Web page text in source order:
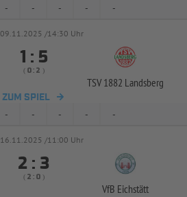
- - - - -
09.11.2025 /14:30 Uhr
 : 
( :  )
TSV 1882 Landsberg
ZUM SPIEL
- - - - -
16.11.2025 /11:00 Uhr
 : 
(  :  )
VfB Eichstätt